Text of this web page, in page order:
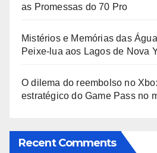
as Promessas do 70 Pro
Mistérios e Memórias das
Peixe-lua aos Lagos de Nova
O dilema do reembolso no
estratégico do Game Pass no
Recent Comments